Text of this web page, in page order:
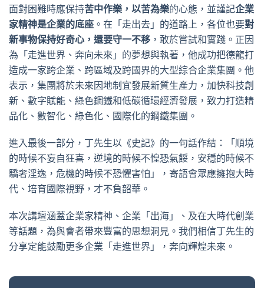
面對困難時應保持苦中作樂，以苦為樂的心態，並謹記企業
家精神是企業的底座 。在「走出去」的道路上，各位也要對
新事物保持好奇心，還要守一不移 ，敢於嘗試和實踐。正因
為「走進世界、奔向未來」的夢想與執著，他成功把德龍打
造成一家跨企業、跨區域及跨國界的大型綜合企業集團。他
表示，集團將於未來因地制宜發展新質生產力，加快科技創
新、數字賦能、綠色鋼鐵和低碳循環經濟發展，致力打造精
品化、數智化、綠色化、國際化的鋼鐵集團。
進入最後一部分，丁先生以《史記》的一句話作結：「順境
的時候不妄自狂喜，逆境的時候不惶恐氣餒，安穩的時候不
驕奢淫逸，危機的時候不恐懼害怕」，寄語會眾應擁抱大時
代、培育國際視野，才不負韶華。
本次講壇涵蓋企業家精神、企業「出海」、及在大時代創業
等話題，為與會者帶來豐富的思想洞見。我們相信丁先生的
分享定能鼓勵更多企業「走進世界」，奔向輝煌未來。